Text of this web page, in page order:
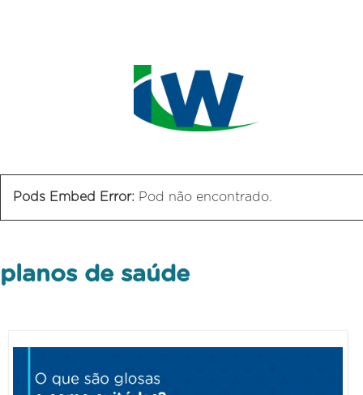
Pods Embed Error: Pod não encontrado.
planos de saúde